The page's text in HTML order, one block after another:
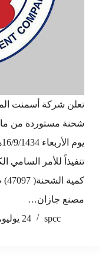
تعلن شركة أسمنت
شحنة مستوردة من
تنفيذاً للأمر السامي
مصنع جازان…
spcc
24 يوليو، 2013